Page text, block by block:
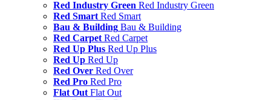
Red Industry Green Red Industry Green
Red Smart Red Smart
Bau & Building Bau & Building
Red Carpet Red Carpet
Red Up Plus Red Up Plus
Red Up Red Up
Red Over Red Over
Red Pro Red Pro
Flat Out Flat Out